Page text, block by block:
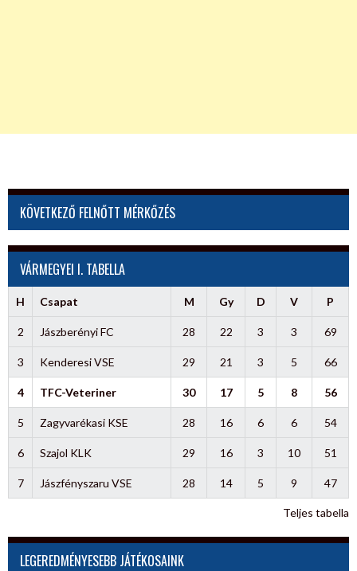
KÖVETKEZŐ FELNŐTT MÉRKŐZÉS
VÁRMEGYEI I. TABELLA
H Csapat M Gy D V P
2 Jászberényi FC 28 22 3 3 69
3 Kenderesi VSE 29 21 3 5 66
4 TFC-Veteriner 30 17 5 8 56
5 Zagyvarékasi KSE 28 16 6 6 54
6 Szajol KLK 29 16 3 10 51
7 Jászfényszaru VSE 28 14 5 9 47
Teljes tabella
LEGEREDMÉNYESEBB JÁTÉKOSAINK